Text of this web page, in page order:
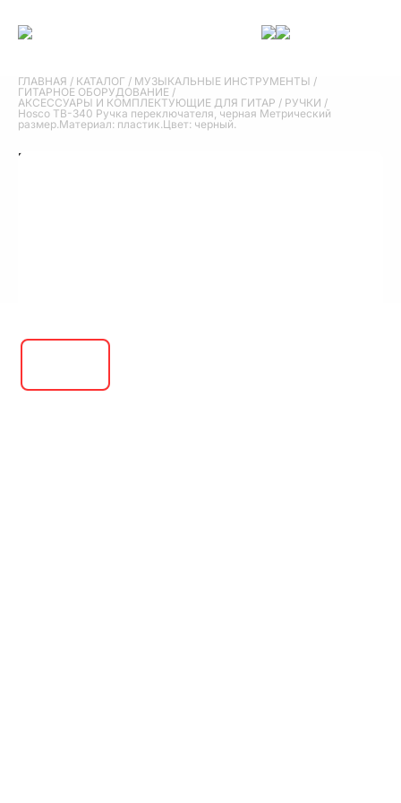
ГЛАВНАЯ / КАТАЛОГ / МУЗЫКАЛЬНЫЕ ИНСТРУМЕНТЫ /
ГИТАРНОЕ ОБОРУДОВАНИЕ /
АКСЕССУАРЫ И КОМПЛЕКТУЮЩИЕ ДЛЯ ГИТАР / РУЧКИ /
Hosco TB-340 Ручка переключателя, черная Метрический
размер.Материал: пластик.Цвет: черный.
Hosco TB-340 Ручка переключателя, черная